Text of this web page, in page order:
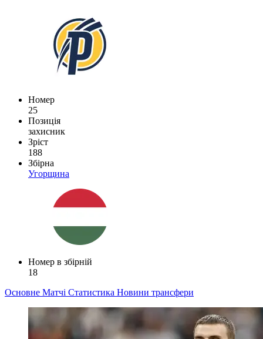
Номер
25
Позиція
захисник
Зріст
188
Збірна
Угорщина
Номер в збірній
18
Основне Матчі Статистика Новини трансфери